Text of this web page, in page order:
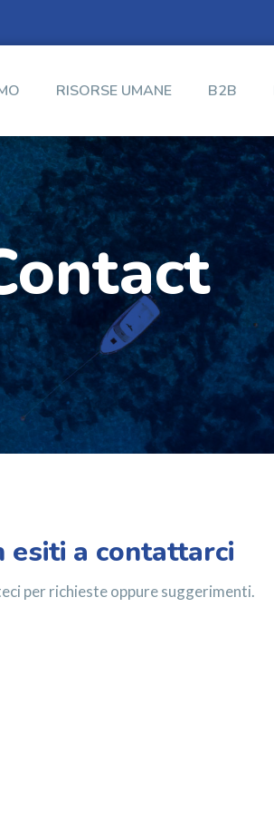
RISORSE UMANE B2B
esiti a contattarci
per richieste oppure suggerimenti.